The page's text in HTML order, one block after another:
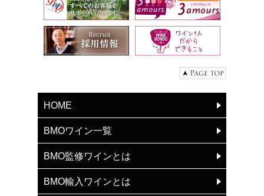
HOME
BMOワイン一覧
BMO監修ワインとは
BMO輸入ワインとは